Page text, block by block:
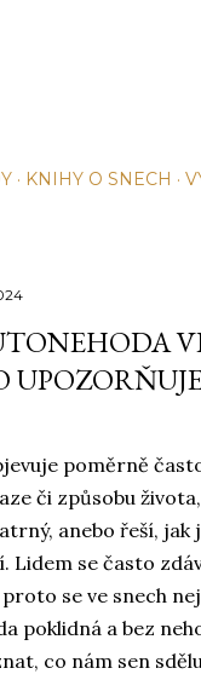
KNIHY O SNECH
poměrně
či způsobu
anebo řeší,
Lidem se často
se ve snech
poklidná a bez
co nám sen